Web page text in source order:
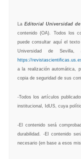
La Editorial Universidad de
contenido (OA). Todos los
puede consultar aquí el
Universidad de
https://
a la realización automática,
copia de seguridad de sus
-Todos los artículos
institucional, IdUS, cuya
-El contenido será
durabilidad. -El contenido
necesario (en base a esos